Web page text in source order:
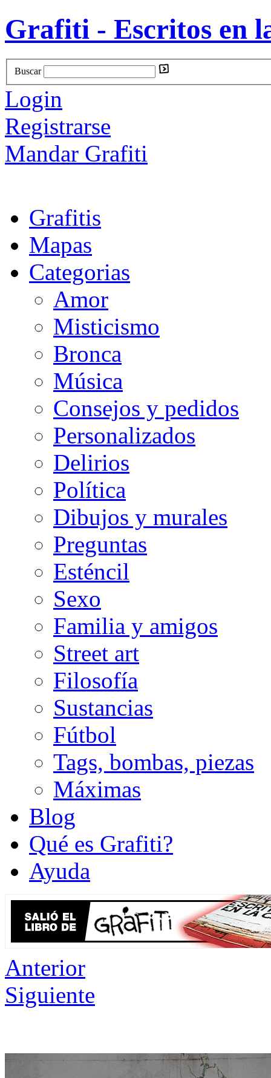
Grafiti - Escritos en
Buscar
Login
Registrarse
Mandar Grafiti
Grafitis
Mapas
Categorias
Amor
Misticismo
Bronca
Música
Consejos y pedidos
Personalizados
Delirios
Política
Dibujos y murales
Preguntas
Esténcil
Sexo
Familia y amigos
Street art
Filosofía
Sustancias
Fútbol
Tags, bombas, piezas
Máximas
Blog
Qué es Grafiti?
Ayuda
Anterior
Siguiente